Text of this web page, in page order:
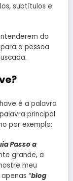
subtítulos e
do
a pessoa
é a palavra
principal
por exemplo:
Passo a
grande, a
meu
“blog